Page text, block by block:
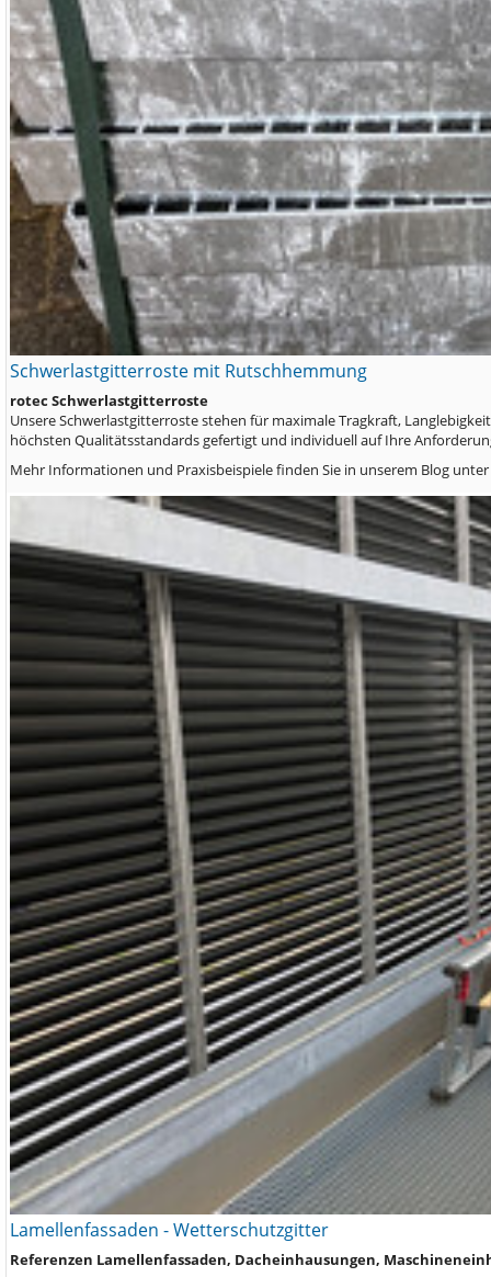
Schwerlastgitterroste mit Rutschhemmung
rotec Schwerlastgitterroste
Unsere Schwerlastgitterroste stehen für maximale Tragkraft,
höchsten Qualitätsstandards gefertigt und individuell auf Ihre
Mehr Informationen und Praxisbeispiele finden Sie in unserem Blog unter
Lamellenfassaden - Wetterschutzgitter
Referenzen Lamellenfassaden, Dacheinhausungen,